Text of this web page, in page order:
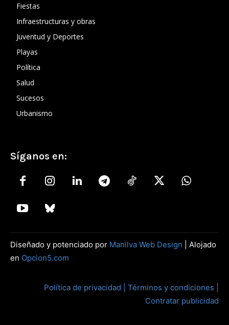
Fiestas
Infraestructuras y obras
Juventud y Deportes
Playas
Política
Salud
Sucesos
Urbanismo
Síganos en:
Diseñado y potenciado por Manilva Web Design | Alojado
en Opcion5.com
Política de privacidad | Términos y condiciones |
Contratar publicidad